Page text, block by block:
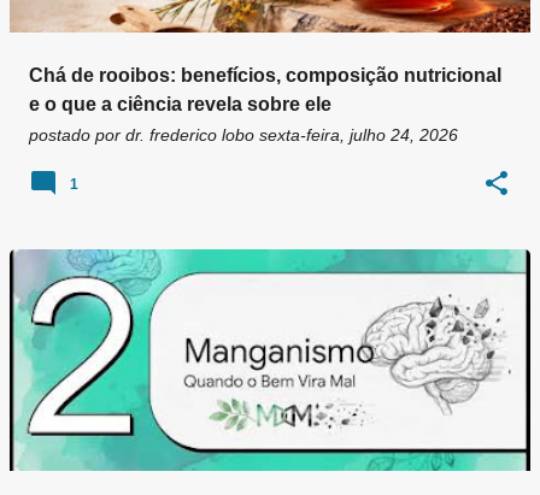
Chá de rooibos: benefícios, composição nutricional
e o que a ciência revela sobre ele
postado por dr. frederico lobo sexta-feira, julho 24, 2026
1